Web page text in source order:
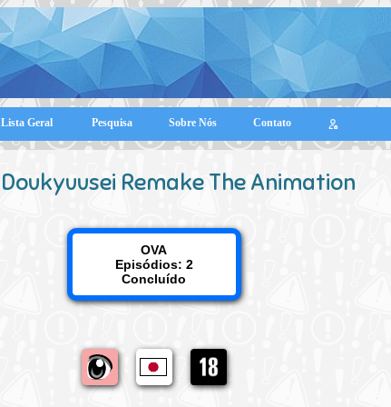
Lista Geral Pesquisa Sobre Nós Contato
Doukyuusei Remake The Animation
OVA
Episódios: 2
Concluído